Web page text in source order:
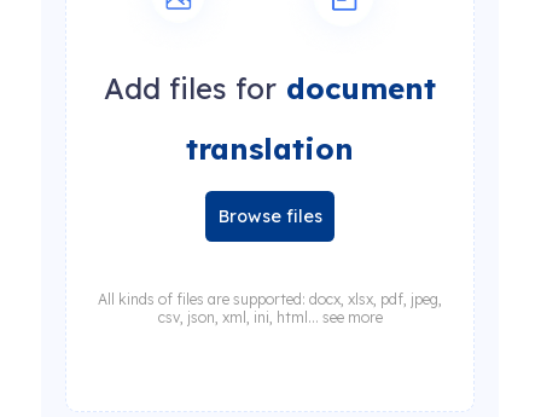
Add files for document
translation
Browse files
All kinds of files are supported: docx, xlsx, pdf, jpeg,
csv, json, xml, ini, html... see more